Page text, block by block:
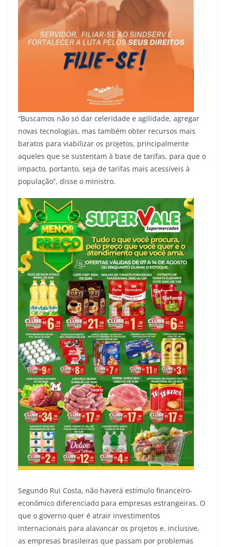
“Buscamos não só dar celeridade e agilidade, agregar
novas tecnologias, mas também obter recursos mais
baratos para viabilizar os projetos, principalmente
aqueles que se sustentam à base de tarifas, para que o
impacto, portanto, seja de tarifas mais acessíveis à
população”, disse o ministro.
Segundo Rui Costa, não haverá estímulo financeiro-
econômico diferenciado para empresas estrangeiras. O
que o governo quer é atrair investimentos
internacionais para alavancar os projetos e, inclusive,
as empresas brasileiras que passam por problemas